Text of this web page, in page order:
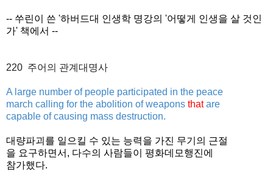
-- 쑤린이 쓴 '하버드대 인생학 명강의 '어떻게 인생을 살 것인
가' 책에서 --
220 주어의 관계대명사
A large number of people participated in the peace
march calling for the abolition of weapons thatare
capable of causing mass destruction.
대량파괴를 일으킬 수 있는 능력을 가진 무기의 근절
을 요구하면서, 다수의 사람들이 평화데모행진에
참가했다.